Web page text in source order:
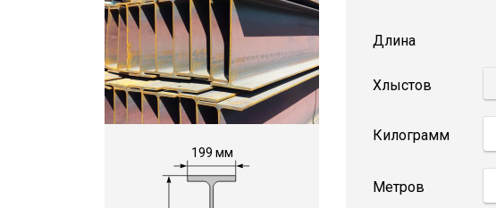
199 мм
Длина
Хлыстов
Килограмм
Метров